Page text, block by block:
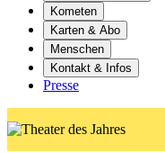
Kometen
Karten & Abo
Menschen
Kontakt & Infos
Presse